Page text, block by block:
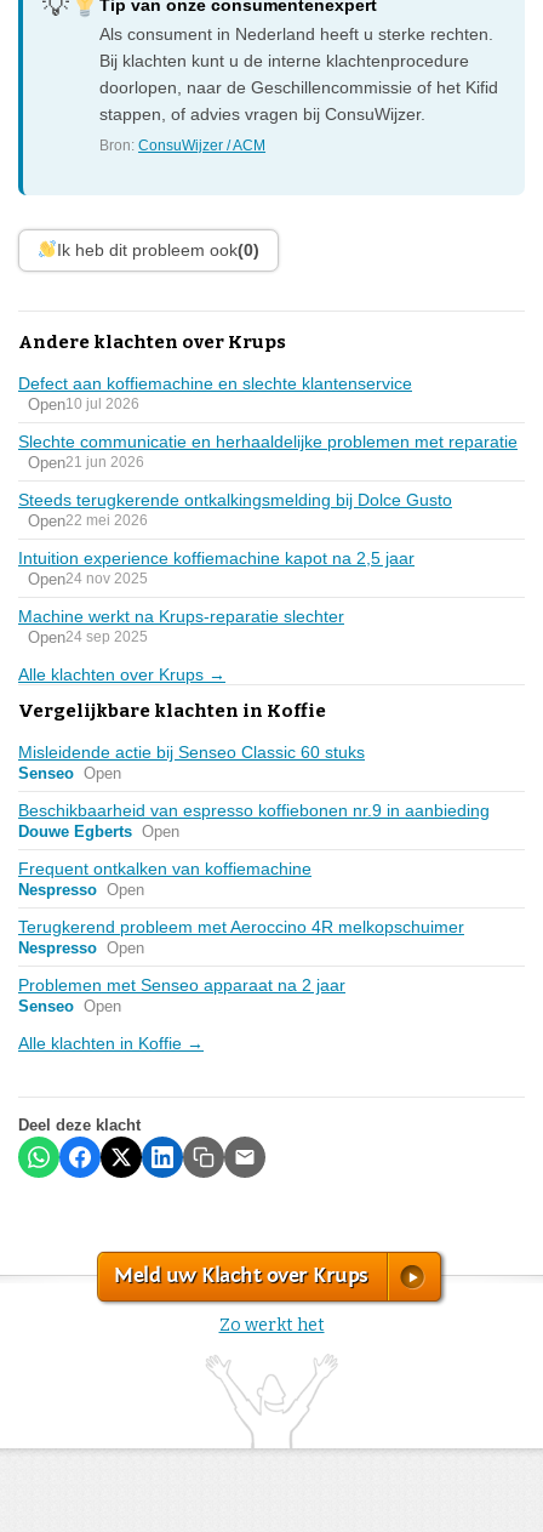
Tip van onze consumentenexpert
Als consument in Nederland heeft u sterke rechten.
Bij klachten kunt u de interne klachtenprocedure
doorlopen, naar de Geschillencommissie of het Kifid
stappen, of advies vragen bij ConsuWijzer.
Bron:ConsuWijzer / ACM
Ik heb dit probleem ook(0)
Andere klachten over Krups
Defect aan koffiemachine en slechte klantenservice
Open10 jul 2026
Slechte communicatie en herhaaldelijke problemen met reparatie
Open21 jun 2026
Steeds terugkerende ontkalkingsmelding bij Dolce Gusto
Open22 mei 2026
Intuition experience koffiemachine kapot na 2,5 jaar
Open24 nov 2025
Machine werkt na Krups-reparatie slechter
Open24 sep 2025
Alle klachten over Krups →
Vergelijkbare klachten in Koffie
Misleidende actie bij Senseo Classic 60 stuks
Senseo Open
Beschikbaarheid van espresso koffiebonen nr.9 in aanbieding
Douwe Egberts Open
Frequent ontkalken van koffiemachine
Nespresso Open
Terugkerend probleem met Aeroccino 4R melkopschuimer
Nespresso Open
Problemen met Senseo apparaat na 2 jaar
Senseo Open
Alle klachten in Koffie →
Deel deze klacht
Meld uw Klacht over Krups
Zo werkt het